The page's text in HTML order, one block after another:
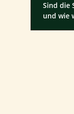
Sind die
und wie